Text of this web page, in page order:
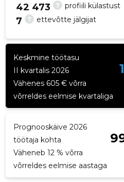
? profiili külastust
42 473
? ettevõtte jälgijat
7
Keskmine töötasu
II kvartalis 2026
Vähenes 605 € võrra
võrreldes eelmise kvartaliga
Prognooskäive 2026
töötaja kohta
Väheneb 12 % võrra
võrreldes eelmise aastaga